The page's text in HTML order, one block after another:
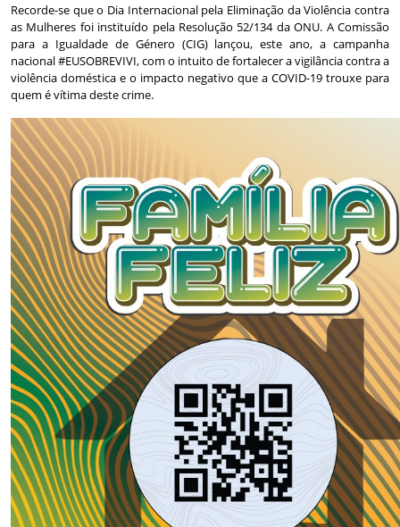
Recorde-se que o Dia Internacional pela Eliminação da Violência contra
as Mulheres foi instituído pela Resolução 52/134 da ONU. A Comissão
para a Igualdade de Género (CIG) lançou, este ano, a campanha
nacional #EUSOBREVIVI, com o intuito de fortalecer a vigilância contra a
violência doméstica e o impacto negativo que a COVID-19 trouxe para
quem é vítima deste crime.